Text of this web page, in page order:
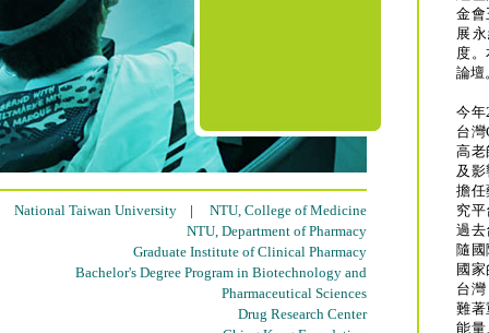
National Taiwan University | NTU, College of Medicine
NTU, Department of Pharmacy
Graduate Institute of Clinical Pharmacy
Bachelor's Degree Program in Biotechnology and
Pharmaceutical Sciences
Drug Research Center
金會
展
度
論壇
今年
台
高老
及
擔任
究
過去
隨
國
台
難著
能量